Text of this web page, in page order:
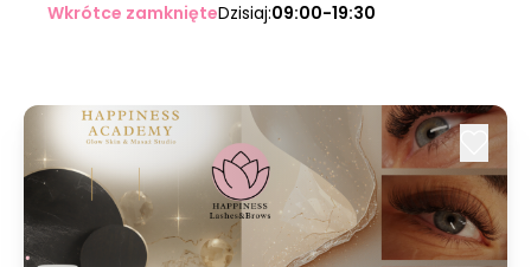
Wkrótce zamknięteDzisiaj:09:00-19:30